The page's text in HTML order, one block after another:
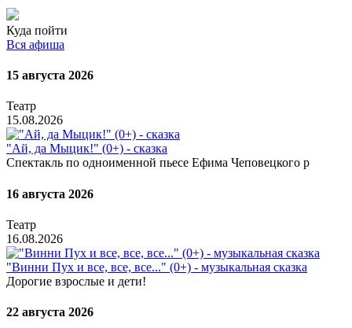
Куда пойти
Вся афиша
15 августа 2026
Театр
15.08.2026
"Ай, да Мыцик!" (0+) - сказка
Спектакль по одноименной пьесе Ефима Чеповецкого р
16 августа 2026
Театр
16.08.2026
"Винни Пух и все, все, все..." (0+) - музыкальная сказка
Дорогие взрослые и дети!
22 августа 2026